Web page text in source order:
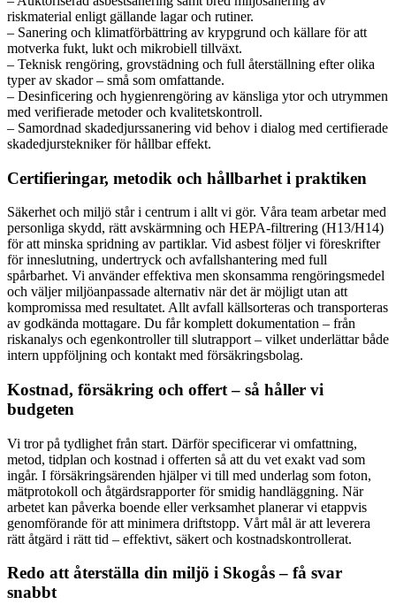
riskmaterial enligt gällande lagar och rutiner.
– Sanering och klimatförbättring av krypgrund och källare för att
motverka fukt, lukt och mikrobiell tillväxt.
– Teknisk rengöring, grovstädning och full återställning efter olika
typer av skador – små som omfattande.
– Desinficering och hygienrengöring av känsliga ytor och utrymmen
med verifierade metoder och kvalitetskontroll.
– Samordnad skadedjurssanering vid behov i dialog med certifierade
skadedjurstekniker för hållbar effekt.
Certifieringar, metodik och hållbarhet i praktiken
Säkerhet och miljö står i centrum i allt vi gör. Våra team arbetar med
personliga skydd, rätt avskärmning och HEPA-filtrering (H13/H14)
för att minska spridning av partiklar. Vid asbest följer vi föreskrifter
för inneslutning, undertryck och avfallshantering med full
spårbarhet. Vi använder effektiva men skonsamma rengöringsmedel
och väljer miljöanpassade alternativ när det är möjligt utan att
kompromissa med resultatet. Allt avfall källsorteras och transporteras
av godkända mottagare. Du får komplett dokumentation – från
riskanalys och egenkontroller till slutrapport – vilket underlättar både
intern uppföljning och kontakt med försäkringsbolag.
Kostnad, försäkring och offert – så håller vi
budgeten
Vi tror på tydlighet från start. Därför specificerar vi omfattning,
metod, tidplan och kostnad i offerten så att du vet exakt vad som
ingår. I försäkringsärenden hjälper vi till med underlag som foton,
mätprotokoll och åtgärdsrapporter för smidig handläggning. När
arbetet kan påverka boende eller verksamhet planerar vi etappvis
genomförande för att minimera driftstopp. Vårt mål är att leverera
rätt åtgärd i rätt tid – effektivt, säkert och kostnadskontrollerat.
Redo att återställa din miljö i Skogås – få svar
snabbt